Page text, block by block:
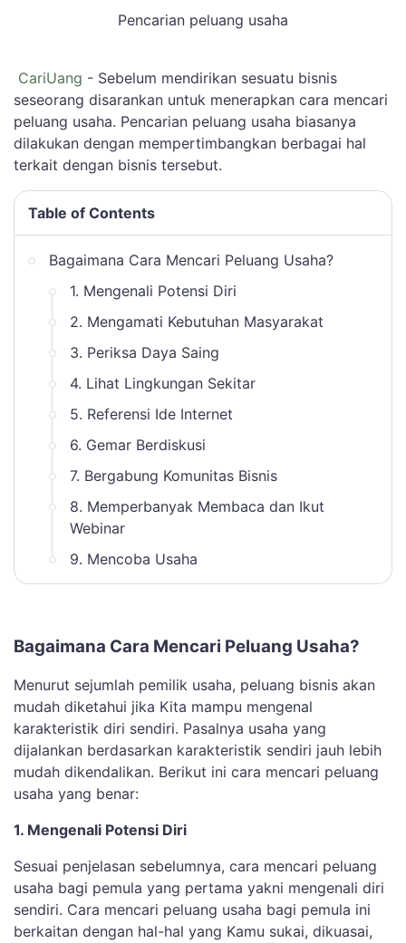
Pencarian peluang usaha
CariUang - Sebelum mendirikan sesuatu bisnis
seseorang disarankan untuk menerapkan cara mencari
peluang usaha. Pencarian peluang usaha biasanya
dilakukan dengan mempertimbangkan berbagai hal
terkait dengan bisnis tersebut.
Table of Contents
Bagaimana Cara Mencari Peluang Usaha?
1. Mengenali Potensi Diri
2. Mengamati Kebutuhan Masyarakat
3. Periksa Daya Saing
4. Lihat Lingkungan Sekitar
5. Referensi Ide Internet
6. Gemar Berdiskusi
7. Bergabung Komunitas Bisnis
8. Memperbanyak Membaca dan Ikut
Webinar
9. Mencoba Usaha
Bagaimana Cara Mencari Peluang Usaha?
Menurut sejumlah pemilik usaha, peluang bisnis akan
mudah diketahui jika Kita mampu mengenal
karakteristik diri sendiri. Pasalnya usaha yang
dijalankan berdasarkan karakteristik sendiri jauh lebih
mudah dikendalikan. Berikut ini cara mencari peluang
usaha yang benar:
1. Mengenali Potensi Diri
Sesuai penjelasan sebelumnya, cara mencari peluang
usaha bagi pemula yang pertama yakni mengenali diri
sendiri. Cara mencari peluang usaha bagi pemula ini
berkaitan dengan hal-hal yang Kamu sukai, dikuasai,